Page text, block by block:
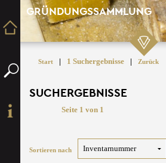
GRÜNDUNGSSAMMLUNG
Start | 1 Suchergebnisse | Zurück
SUCHERGEBNISSE
Seite 1 von 1
Sortieren nach